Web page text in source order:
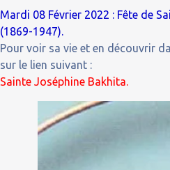
Mardi 08 Février 2022 : Fête de
(1869-1947).
Pour voir sa vie et en découvrir
sur le lien suivant :
Sainte Joséphine Bakhita.